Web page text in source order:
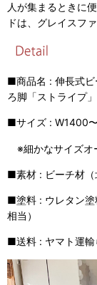
人が集まるときに
ドは、グレイスフ
■商品名 : 伸長式
ろ脚「ストライプ
■サイズ :
※細かなサイズオ
■素材 : ビーチ材
■塗料 : ウレタン
相当）
■送料 : ヤマト運